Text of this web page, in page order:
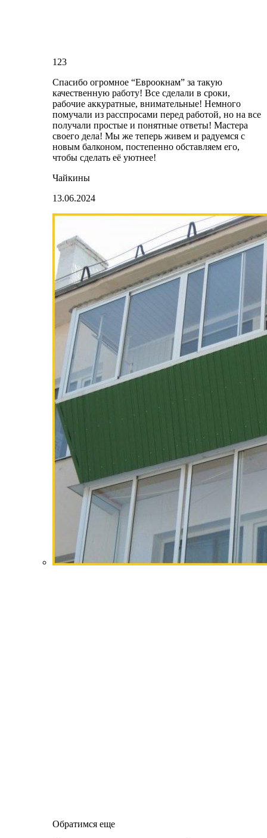
123
Спасибо огромное “Евроокнам” за такую
качественную работу! Все сделали в сроки,
рабочие аккуратные, внимательные! Немного
помучали из расспросами перед работой, но на все
получали простые и понятные ответы! Мастера
своего дела! Мы же теперь живем и радуемся с
новым балконом, постепенно обставляем его,
чтобы сделать её уютнее!
Чайкины
13.06.2024
Обратимся еще